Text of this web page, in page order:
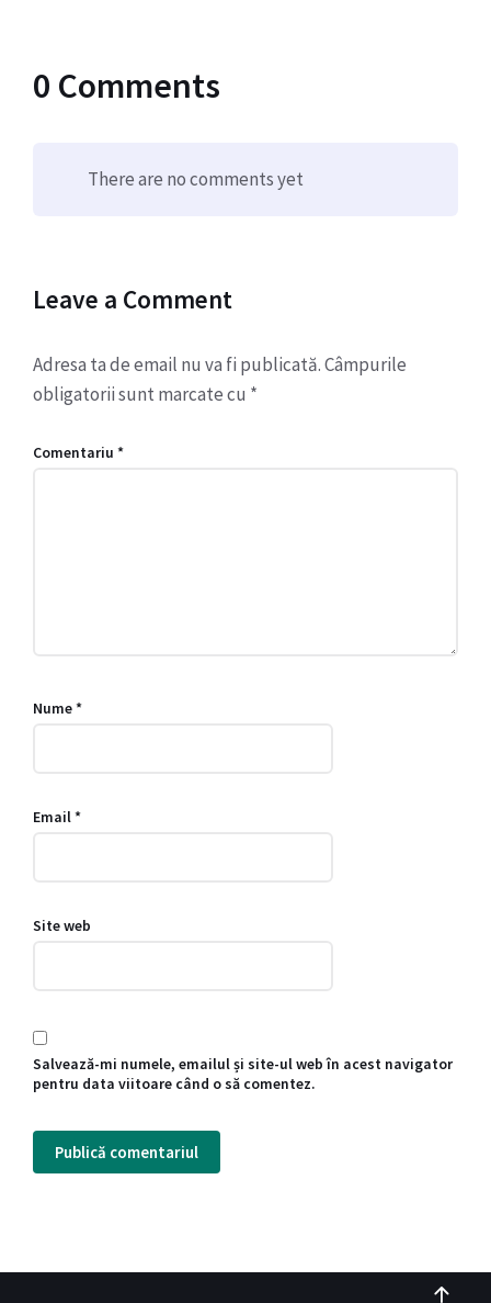
0 Comments
There are no comments yet
Leave a Comment
Adresa ta de email nu va fi publicată.Câmpurile
obligatorii sunt marcate cu *
Comentariu *
Nume*
Email*
Site web
Salvează-mi numele, emailul și site-ul web în acest navigator
pentru data viitoare când o să comentez.